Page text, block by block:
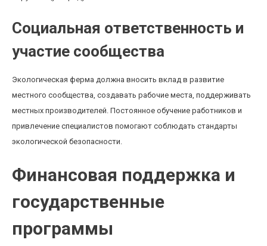
Социальная ответственность и
участие сообщества
Экологическая ферма должна вносить вклад в развитие
местного сообщества, создавать рабочие места, поддерживать
местных производителей. Постоянное обучение работников и
привлечение специалистов помогают соблюдать стандарты
экологической безопасности.
Финансовая поддержка и
государственные
программы